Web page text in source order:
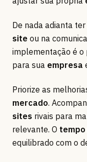
De nada adianta
site ou na
implementação é o
para sua empresa
Priorize as
mercado.
sites rivais para
relevante. O tempo
equilibrado com o